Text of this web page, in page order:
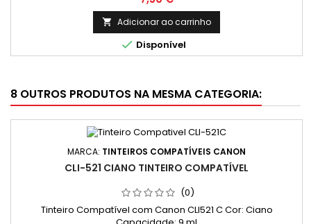
 Adicionar ao carrinho
 Disponível
8 OUTROS PRODUTOS NA MESMA CATEGORIA:
MARCA: TINTEIROS COMPATÍVEIS CANON
CLI-521 CIANO TINTEIRO COMPATÍVEL
(0)
Tinteiro Compatível com Canon CLI521 C Cor: Ciano